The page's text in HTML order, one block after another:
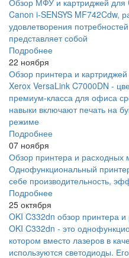
Обзор МФУ и картриджей для
Canon i-SENSYS MF742Cdw,
удовлетворения
представляет собой
Подробнее
22 ноября
Обзор принтера и
Xerox VersaLink C7000DN -
премиум-класса для офиса
навыки включают печать на
режиме
Подробнее
07 ноября
Обзор принтера и расходных
Однофункциональный
себе производительность,
Подробнее
25 октября
OKI C332dn обзор принтера
OKI C332dn - это
котором вместо лазеров в
используются светодиоды.